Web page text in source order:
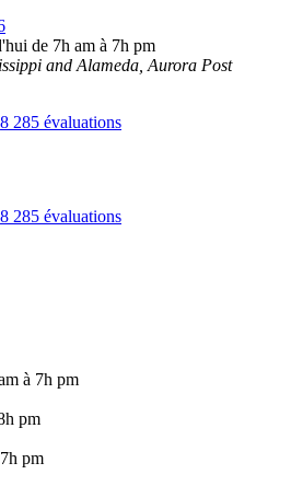
de 7h am à 7h pm
and Alameda, Aurora Post
8 285 évaluations
8 285 évaluations
à 7h pm
pm
pm